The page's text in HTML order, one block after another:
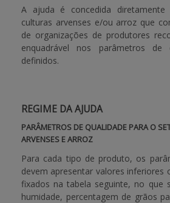
APOIO AO BENEFICIÁRIO
A ajuda é concedida
culturas arvenses e/ou arroz que
de organizações de produtores
enquadrável nos parâmetros de
definidos.
REGIME DA AJUDA
PARÂMETROS DE QUALIDADE PARA O
ARVENSES E ARROZ
Para cada tipo de produto, os
devem apresentar valores inferiores
fixados na tabela seguinte, no que
humidade, percentagem de grãos